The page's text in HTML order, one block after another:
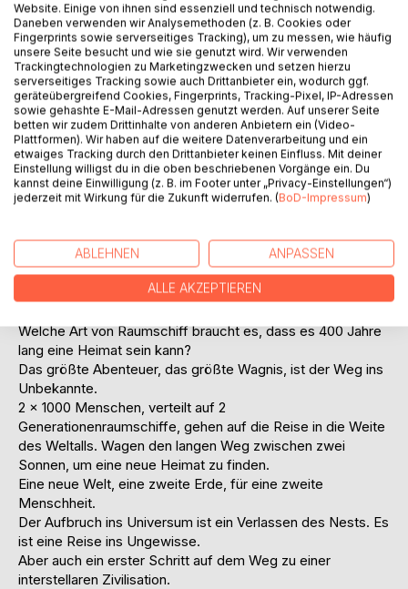
BESCHREIBUNG
Mitte des 22. Jahrhunderts. Die Möglichkeit, etwas tun zu
können, führt unweigerlich zum Wunsch, es zu tun. Die
Frage ist nur, wie groß ist der Wunsch und wie sehr ist es
möglich?
Die Reise zu einem anderen Sonnensystem bringt Mensch
und Technik an die Grenzen des Möglichen.
Was ist notwendig, um ein Ziel zu erreichen, von dem man
Wieviel Opfer muss man bringen, um ein Ziel zu erreichen,
das nicht das eigene Ziel sein kann, sondern eins für die
gesamte Menschheit?
Welche Art von Raumschiff braucht es, dass es für 1.000
Welche Art von Raumschiff braucht es, dass es 400 Jahre
lang eine Heimat sein kann?
Das größte Abenteuer, das größte Wagnis, ist der Weg ins
Unbekannte.
2 x 1000 Menschen, verteilt auf 2
Generationenraumschiffe, gehen auf die Reise in die Weite
des Weltalls. Wagen den langen Weg zwischen zwei
Sonnen, um eine neue Heimat zu finden.
Eine neue Welt, eine zweite Erde, für eine zweite
Menschheit.
Der Aufbruch ins Universum ist ein Verlassen des Nests. Es
ist eine Reise ins Ungewisse.
Aber auch ein erster Schritt auf dem Weg zu einer
interstellaren Zivilisation.
Website. Einige von ihnen sind essenziell und technisch notwendig.
Daneben verwenden wir Analysemethoden (z. B. Cookies oder
Fingerprints sowie serverseitiges Tracking), um zu messen, wie häufig
unsere Seite besucht und wie sie genutzt wird. Wir verwenden
Trackingtechnologien zu Marketingzwecken und setzen hierzu
serverseitiges Tracking sowie auch Drittanbieter ein, wodurch ggf.
geräteübergreifend Cookies, Fingerprints, Tracking-Pixel, IP-Adressen
sowie gehashte E-Mail-Adressen genutzt werden. Auf unserer Seite
betten wir zudem Drittinhalte von anderen Anbietern ein (Video-
Plattformen). Wir haben auf die weitere Datenverarbeitung und ein
etwaiges Tracking durch den Drittanbieter keinen Einfluss. Mit deiner
Einstellung willigst du in die oben beschriebenen Vorgänge ein. Du
kannst deine Einwilligung (z. B. im Footer unter „Privacy-Einstellungen“)
jederzeit mit Wirkung für die Zukunft widerrufen. (BoD-Impressum)
ABLEHNEN ANPASSEN
ALLE AKZEPTIEREN